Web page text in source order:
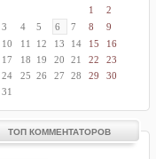
1
2
3
4 5 6 7 8
9
10
11 12 13 14 15
16
17
18 19 20 21 22
23
24
25 26 27 28 29
30
31
ТОП КОММЕНТАТОРОВ